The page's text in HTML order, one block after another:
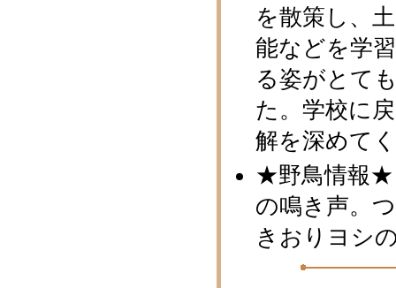
を散策し、
能などを学
る姿がとて
た。学校に
解を深めて
★野鳥情報★
の鳴き声。
きおりヨシ